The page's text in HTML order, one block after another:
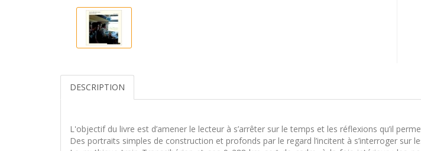
DESCRIPTION
L'objectif du livre est d’amener le lecteur à s’arrêter sur le temps et les réflexions qu’il
Des portraits simples de construction et profonds par le regard l’incitent à s’interroger sur